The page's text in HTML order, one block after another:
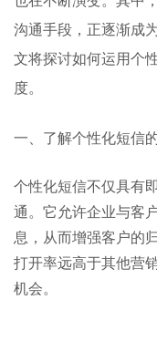
沟通手段，正逐渐成
文将探讨如何运用个
度。
一、了解个性化短信
个性化短信不仅具有
通。它允许企业与客
息，从而增强客户的
打开率远高于其他营
机会。